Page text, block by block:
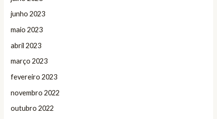
junho 2023
maio 2023
abril 2023
março 2023
fevereiro 2023
novembro 2022
outubro 2022